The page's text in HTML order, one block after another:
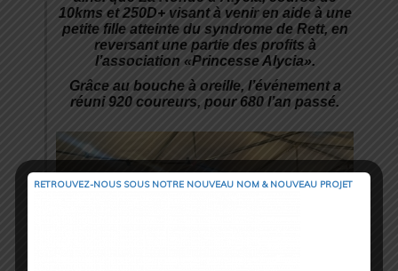
10kms et 250D+ visant à venir en aide à une
petite fille atteinte du syndrome de Rett, en
reversant une partie des profits à
l’association «Princesse Alycia».
Grâce au bouche à oreille, l’événement a
réuni 920 coureurs, pour 680 l’an passé.
RETROUVEZ-NOUS SOUS NOTRE NOUVEAU NOM & NOUVEAU PROJET